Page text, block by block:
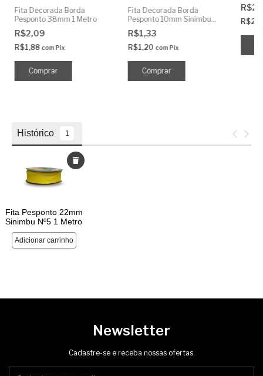
Fita Decorada Borda
Pesponto 38mm 1 Metro
R$2,09
R$1,88 com Pix
Comprar
Fita Decorada Borda
Pesponto 10mm Sinimbu
Nº2 1 Metro
R$1,33
R$1,20 com Pix
Comprar
Newsletter
Cadastre-se e receba nossas ofertas.